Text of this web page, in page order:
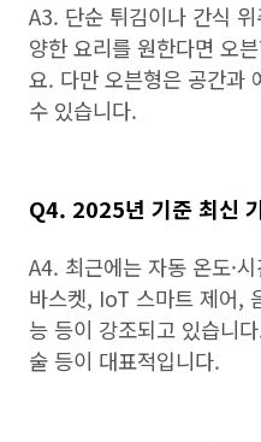
A3. 단순 튀김이나 간식
양한 요리를 원한다면 오
요. 다만 오븐형은 공간과
수 있습니다.
Q4. 2025년 기준 최신
A4. 최근에는 자동 온도·
바스켓, IoT 스마트 제어,
능 등이 강조되고 있습니
술 등이 대표적입니다.